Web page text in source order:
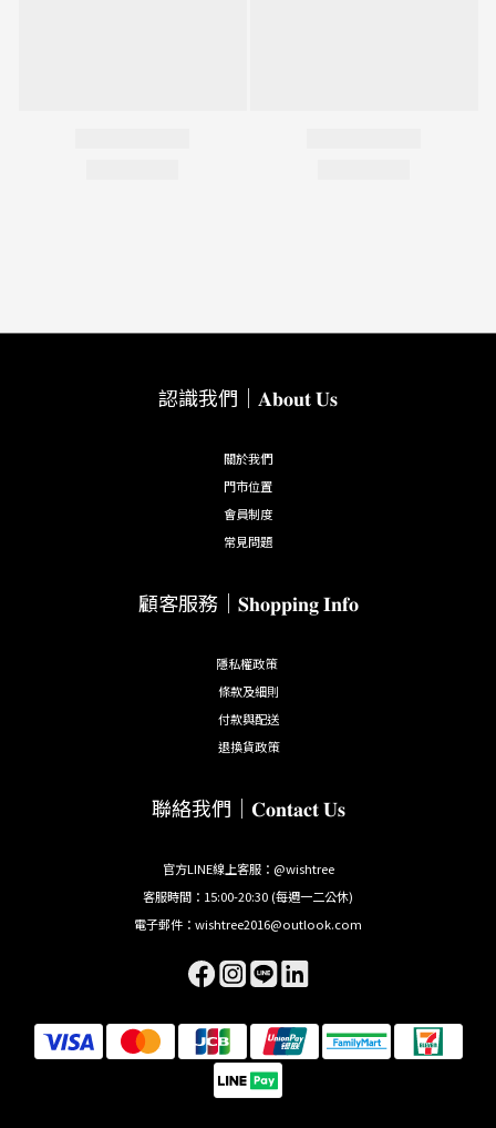
認識我們｜𝐀𝐛𝐨𝐮𝐭 𝐔𝐬
關於我們
門市位置
會員制度
常見問題
顧客服務｜𝐒𝐡𝐨𝐩𝐩𝐢𝐧𝐠 𝐈𝐧𝐟𝐨
隱私權政策
條款及細則
付款與配送
退換貨政策
聯絡我們｜𝐂𝐨𝐧𝐭𝐚𝐜𝐭 𝐔𝐬
官方LINE線上客服：@wishtree
客服時間：15:00-20:30 (每週一二公休)
電子郵件：wishtree2016@outlook.com